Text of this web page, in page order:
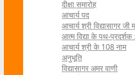
दीक्षा समारोह
आचार्य पद
आचार्य श्री विद्यासागर
आत्म विद्या के पथ-प्रदर्शक :
आचार्य श्री के 108 नाम
अनुभूति
विद्यासागर अमर वाणी